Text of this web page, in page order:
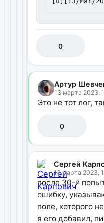
0
Артур
13 марта 2023,
Это не тот лог,
0
Сергей
13 марта 2023,
после 30-й
ошибку,
поле, которого
я его добавил,